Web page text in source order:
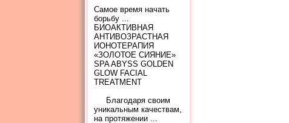
Самое время начать
борьбу ...
БИОАКТИВНАЯ
АНТИВОЗРАСТНАЯ
ИОНОТЕРАПИЯ
«ЗОЛОТОЕ СИЯНИЕ»
SPA ABYSS GOLDEN
GLOW FACIAL
TREATMENT
Благодаря своим
уникальным качествам,
на протяжении ...